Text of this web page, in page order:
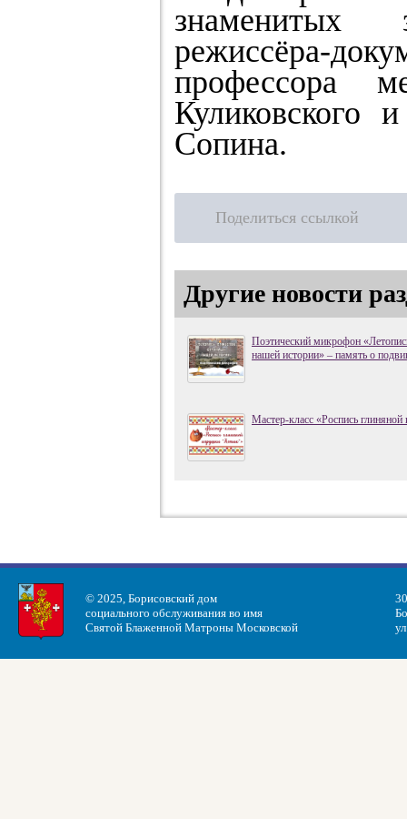
знаменитых
режиссёра-
профессора
Куликовского
Сопина.
Поделиться ссылкой
Другие новости
Поэтический микрофон
нашей истории» – память о
Мастер-класс «Роспись
© 2025, Борисовский дом
социального обслуживания во имя
Святой Блаженной Матроны Московской